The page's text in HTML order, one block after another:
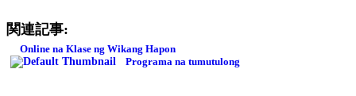
関連記事:
Online na Klase ng Wikang Hapon
Programa na tumutulong